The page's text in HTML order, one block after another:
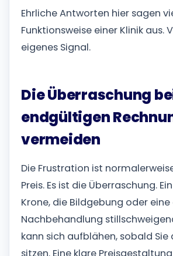
Ehrliche Antworten hier sagen
Funktionsweise einer Klinik aus.
eigenes Signal.
Die Überraschung
endgültigen
vermeiden
Die Frustration ist
Preis. Es ist die Überraschung.
Krone, die Bildgebung oder
Nachbehandlung
kann sich aufblähen, sobald Sie
sitzen. Eine klare